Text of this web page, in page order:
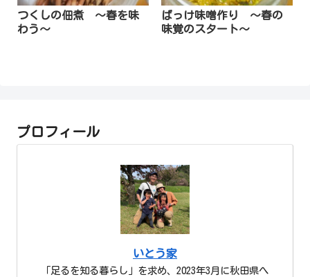
つくしの佃煮 ～春を味
わう～
ばっけ味噌作り ～春の
味覚のスタート～
プロフィール
いとう家
「足るを知る暮らし」を求め、2023年3月に秋田県へ